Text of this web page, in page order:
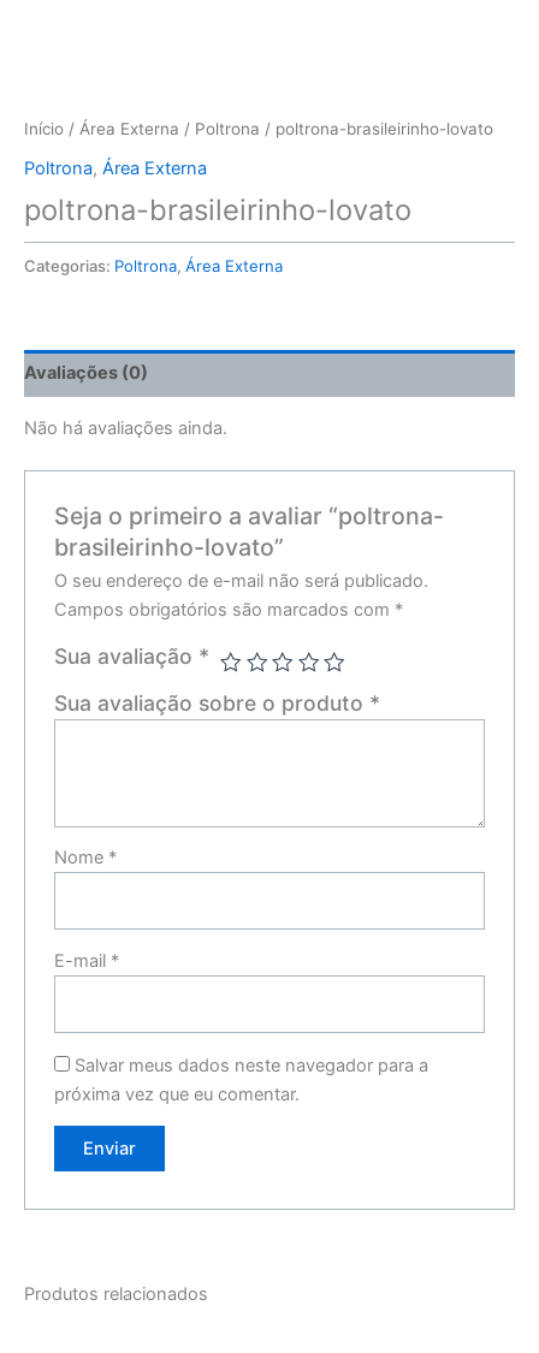
Início / Área Externa / Poltrona / poltrona-brasileirinho-lovato
Poltrona, Área Externa
poltrona-brasileirinho-lovato
Categorias: Poltrona, Área Externa
Avaliações (0)
Não há avaliações ainda.
Seja o primeiro a avaliar “poltrona-
brasileirinho-lovato”
O seu endereço de e-mail não será publicado.
Campos obrigatórios são marcados com *
Sua avaliação *
Sua avaliação sobre o produto *
Nome *
E-mail *
Salvar meus dados neste navegador para a
próxima vez que eu comentar.
Produtos relacionados